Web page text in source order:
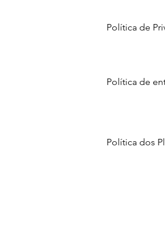
Política de
Política de
Política dos